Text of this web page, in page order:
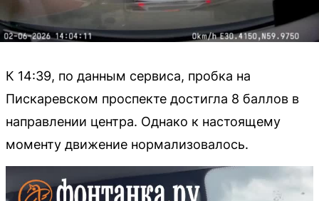
К 14:39, по данным сервиса, пробка на
Пискаревском проспекте достигла 8 баллов в
направлении центра. Однако к настоящему
моменту движение нормализовалось.